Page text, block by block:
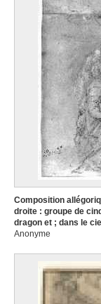
Composition
droite : groupe de
dragon et ; dans le
Anonyme